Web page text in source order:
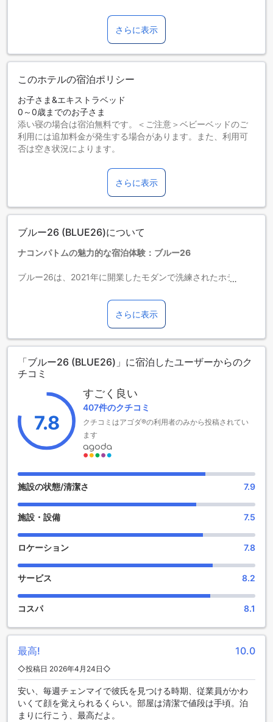
さらに表示
このホテルの宿泊ポリシー
お子さま&エキストラベッド
0～0歳までのお子さま
添い寝の場合は宿泊無料です。＜ご注意＞ベビーベッドのご
利用には追加料金が発生する場合があります。また、利用可
否は空き状況によります。
添い寝の場合は宿泊無料です。
4歳以上の宿泊者は大人とみなされます。
エキストラベッドの追加可否は、ルームタイプにより異なり
ます。各ルームタイプ欄の記載をお確かめください。ルーム
ていない場合は、エキストラベッドの追加はできません。
【ご注意】6部屋以上をご予約の場合は、異なるご予約条件や
追加料金が適用されることがありますのでご了承ください。
さらに表示
ブルー26 (BLUE26)について
ナコンパトムの魅力的な宿泊体験：ブルー26
ブルー26は、2021年に開業したモダンで洗練されたホテル
は、快適さとスタイルを兼ね備え、2024年の最新リノベーシ
ョンにより、より一層の快適さと機能性を実現しています。
チェックインは午後2時から可能で、ゆったりとした滞在をお
楽しみいただけます。チェックアウトは正午までと、余裕を
持ったスケジュールでご利用いただけます。
ブルー26の便利な施設で快適な滞在を
ブルー26は、ゲストの皆様に快適な滞在を提供するため、多
彩な便利施設を完備しています。全客室で無料Wi-Fiを利用で
きるほか、公共エリアでも高速インターネットに接続可能で
す。荷物の預かりサービスや日々のハウスキーピングも行き
届いており、長期滞在やビジネス旅行にも最適です。さら
に、ランドリーサービスも利用できるため、旅行中の衣類の
ケアも安心です。喫煙される方には、指定された喫煙エリア
をご用意しており、快適さとルールの両立を図っています。
ブルー26の便利な交通施設
ブルー26では、ゲストの快適な滞在をサポートするために、
敷地内に無料の駐車場をご用意しています。車でのアクセス
車場は敷地内にあり、宿泊中はいつでも気軽に車を利用でき
るため、観光やビジネスの移動にも最適です。
ブルー26のお部屋の快適な設備
ブルー26では、快適な滞在をサポートする充実した客室設備
温度でお過ごしいただけます。テレビや冷蔵庫、そしてコー
ヒーやお茶のメーカーも備え、リラックスした時間をお楽し
みいただけます。また、無料のミネラルウォーターやアメニ
ティも完備しており、便利さと快適さを両立しています。バ
ルコニーやテラスからはナコンパトムの景色を眺めながら、
ゆったりとしたひとときをお過ごしください。
さらに表示
「ブルー26 (BLUE26)」に宿泊したユーザーからのク
チコミ
7.8
すごく良い
407件のクチコミ
クチコミはアゴダ®の利用者のみから投稿されてい
ます
施設の状態/清潔さ 7.9
施設・設備 7.5
ロケーション 7.8
サービス 8.2
コスパ 8.1
最高! 10.0
◇投稿日 2026年4月24日◇
安い、毎週チェンマイで彼氏を見つける時期、従業員がかわ
いくて顔を覚えられるくらい。部屋は清潔で値段は手頃。泊
まりに行こう、最高だよ。